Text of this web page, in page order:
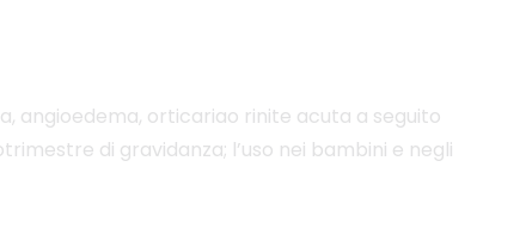
angioedema, orticariao rinite acuta a seguito
di gravidanza; l’uso nei bambini e negli